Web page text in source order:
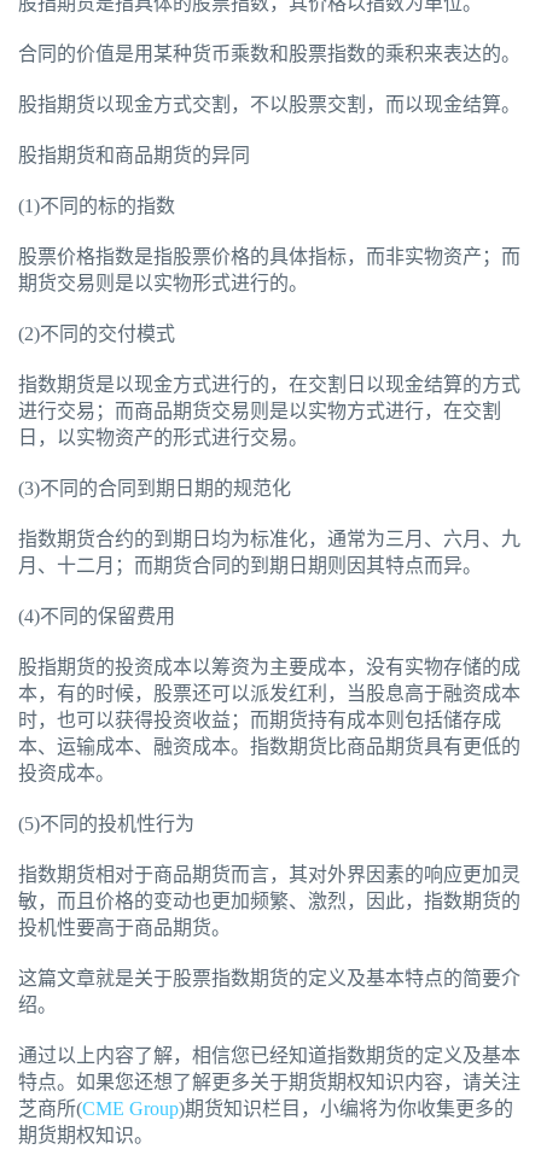
合同的价值是用某种货币乘数和股票指数的乘积来表达的。
股指期货以现金方式交割，不以股票交割，而以现金结算。
股指期货和商品期货的异同
(1)不同的标的指数
股票价格指数是指股票价格的具体指标，而非实物资产；而
期货交易则是以实物形式进行的。
(2)不同的交付模式
指数期货是以现金方式进行的，在交割日以现金结算的方式
进行交易；而商品期货交易则是以实物方式进行，在交割
日，以实物资产的形式进行交易。
(3)不同的合同到期日期的规范化
指数期货合约的到期日均为标准化，通常为三月、六月、九
月、十二月；而期货合同的到期日期则因其特点而异。
(4)不同的保留费用
股指期货的投资成本以筹资为主要成本，没有实物存储的成
本，有的时候，股票还可以派发红利，当股息高于融资成本
时，也可以获得投资收益；而期货持有成本则包括储存成
本、运输成本、融资成本。指数期货比商品期货具有更低的
投资成本。
(5)不同的投机性行为
指数期货相对于商品期货而言，其对外界因素的响应更加灵
敏，而且价格的变动也更加频繁、激烈，因此，指数期货的
投机性要高于商品期货。
这篇文章就是关于股票指数期货的定义及基本特点的简要介
绍。
通过以上内容了解，相信您已经知道指数期货的定义及基本
特点。如果您还想了解更多关于期货期权知识内容，请关注
芝商所(CME Group)期货知识栏目，小编将为你收集更多的
期货期权知识。